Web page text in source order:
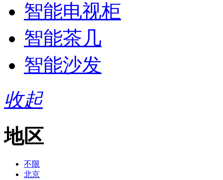
智能电视柜
智能茶几
智能沙发
收起
地区
不限
北京